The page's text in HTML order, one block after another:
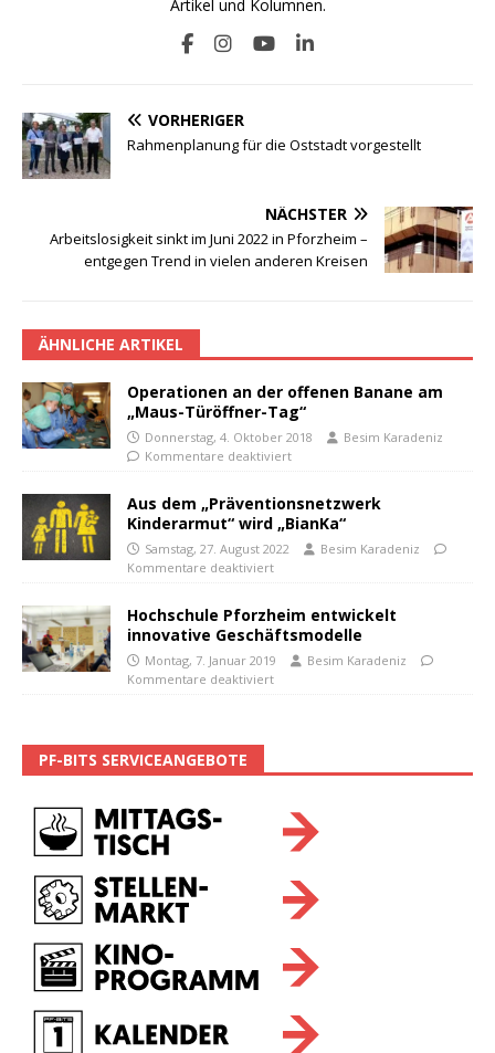
Artikel und Kolumnen.
VORHERIGER
Rahmenplanung für die Oststadt vorgestellt
NÄCHSTER
Arbeitslosigkeit sinkt im Juni 2022 in Pforzheim –
entgegen Trend in vielen anderen Kreisen
ÄHNLICHE ARTIKEL
Operationen an der offenen Banane am
„Maus-Türöffner-Tag“
Donnerstag, 4. Oktober 2018
Besim Karadeniz
Kommentare deaktiviert
Aus dem „Präventionsnetzwerk
Kinderarmut“ wird „BianKa“
Samstag, 27. August 2022
Besim Karadeniz
Kommentare deaktiviert
Hochschule Pforzheim entwickelt
innovative Geschäftsmodelle
Montag, 7. Januar 2019
Besim Karadeniz
Kommentare deaktiviert
PF-BITS SERVICEANGEBOTE